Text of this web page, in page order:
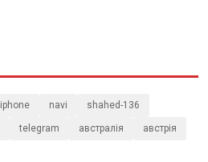
iphone navi shahed-136
telegram австралія австрія